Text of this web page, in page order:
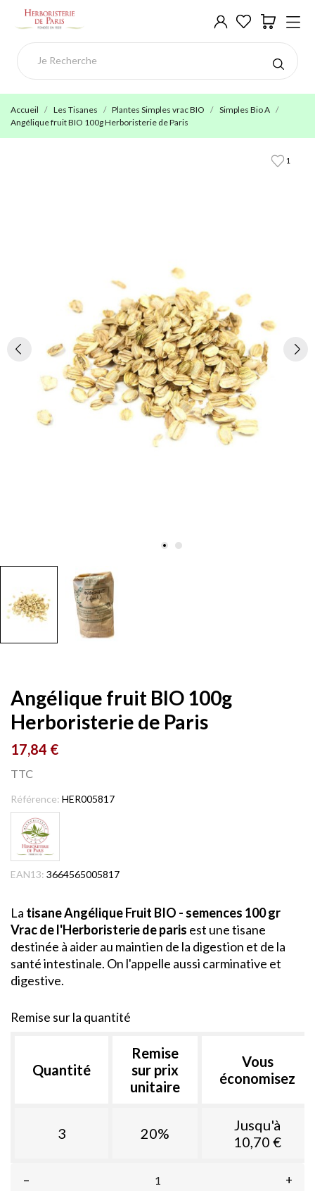
Accueil Les Tisanes Plantes Simples vrac BIO
Simples Bio A
Angélique fruit BIO 100g Herboristerie de Paris
1
Angélique fruit BIO 100g
Herboristerie de Paris
17,84 €
TTC
Référence: HER005817
EAN13: 3664565005817
La tisane Angélique Fruit BIO - semences 100 gr
Vrac de l'Herboristerie de paris est une tisane
destinée à aider au maintien de la digestion et de la
santé intestinale. On l'appelle aussi carminative et
digestive.
Remise sur la quantité
Quantité
Remise
sur prix
unitaire
Vous
économisez
3 20%
Jusqu'à
10,70 €
– +